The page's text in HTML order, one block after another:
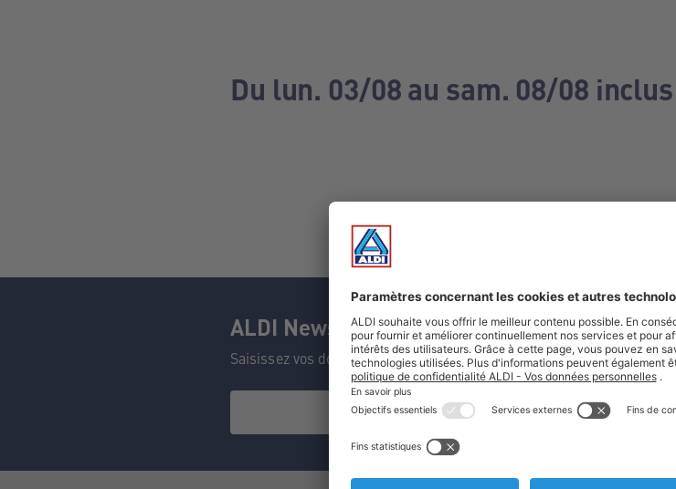
Du lun. 03/08 au sam. 08/08 inclus
ALDI Newsletter
Saisissez vos données et ne manquez aucune de nos offres.